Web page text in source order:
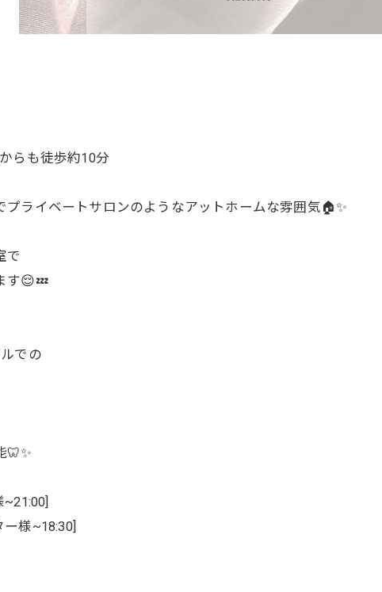
らも徒歩約10分
ライベートサロンのようなアットホームな雰囲気🏠✨
で
す😌💤
での
🦷✨
様~18:30]